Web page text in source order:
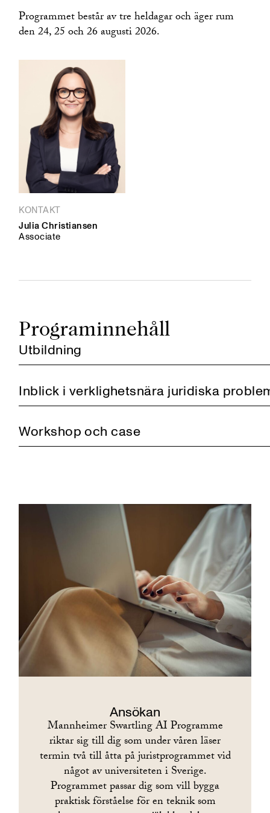
Programmet består av tre heldagar och äger rum
den 24, 25 och 26 augusti 2026.
KONTAKT
Julia Christiansen
Associate
Programinnehåll
Utbildning
Inblick i verklighetsnära juridiska
Workshop och case
Ansökan
Mannheimer Swartling AI Programme
riktar sig till dig som under våren läser
termin två till åtta på juristprogrammet vid
något av universiteten i Sverige.
Programmet passar dig som vill bygga
praktisk förståelse för en teknik som